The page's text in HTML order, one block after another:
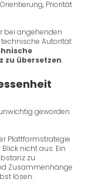
Priorität
bei angehenden
Autorität
zu übersetzen.
geworden
Plattformstrategie
nicht aus. Ein
zu
Zusammenhänge
lösen.